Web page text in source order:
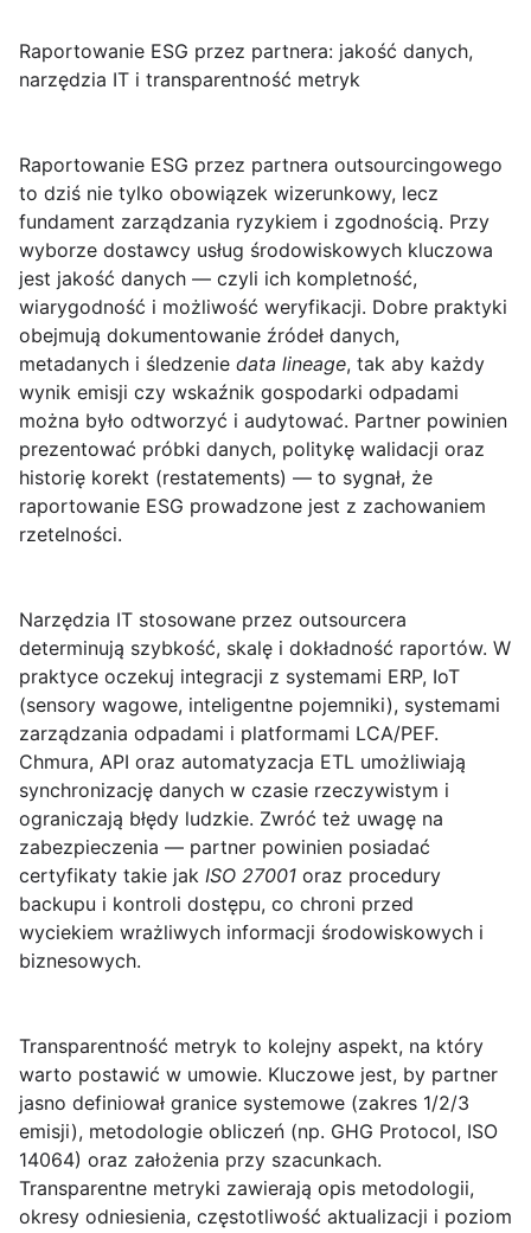
Raportowanie ESG przez partnera: jakość danych,
narzędzia IT i transparentność metryk
Raportowanie ESG przez partnera outsourcingowego
to dziś nie tylko obowiązek wizerunkowy, lecz
fundament zarządzania ryzykiem i zgodnością. Przy
wyborze dostawcy usług środowiskowych kluczowa
jest jakość danych — czyli ich kompletność,
wiarygodność i możliwość weryfikacji. Dobre praktyki
obejmują dokumentowanie źródeł danych,
metadanych i śledzenie data lineage, tak aby każdy
wynik emisji czy wskaźnik gospodarki odpadami
można było odtworzyć i audytować. Partner powinien
prezentować próbki danych, politykę walidacji oraz
historię korekt (restatements) — to sygnał, że
raportowanie ESG prowadzone jest z zachowaniem
rzetelności.
Narzędzia IT stosowane przez outsourcera
determinują szybkość, skalę i dokładność raportów. W
praktyce oczekuj integracji z systemami ERP, IoT
(sensory wagowe, inteligentne pojemniki), systemami
zarządzania odpadami i platformami LCA/PEF.
Chmura, API oraz automatyzacja ETL umożliwiają
synchronizację danych w czasie rzeczywistym i
ograniczają błędy ludzkie. Zwróć też uwagę na
zabezpieczenia — partner powinien posiadać
certyfikaty takie jak ISO 27001 oraz procedury
backupu i kontroli dostępu, co chroni przed
wyciekiem wrażliwych informacji środowiskowych i
biznesowych.
Transparentność metryk to kolejny aspekt, na który
warto postawić w umowie. Kluczowe jest, by partner
jasno definiował granice systemowe (zakres 1/2/3
emisji), metodologie obliczeń (np. GHG Protocol, ISO
14064) oraz założenia przy szacunkach.
Transparentne metryki zawierają opis metodologii,
okresy odniesienia, częstotliwość aktualizacji i poziom